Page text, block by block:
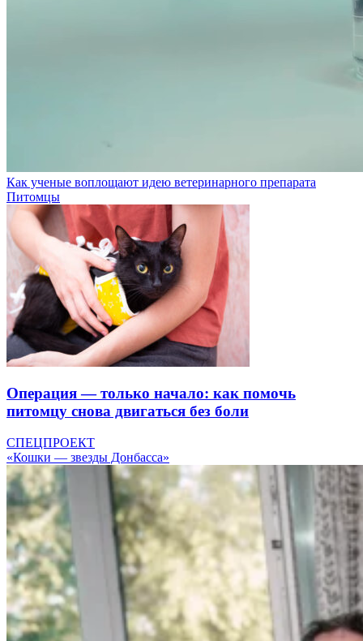
Как ученые воплощают идею ветеринарного препарата
Питомцы
Операция — только начало: как помочь
питомцу снова двигаться без боли
СПЕЦПРОЕКТ
«Кошки — звезды Донбасса»